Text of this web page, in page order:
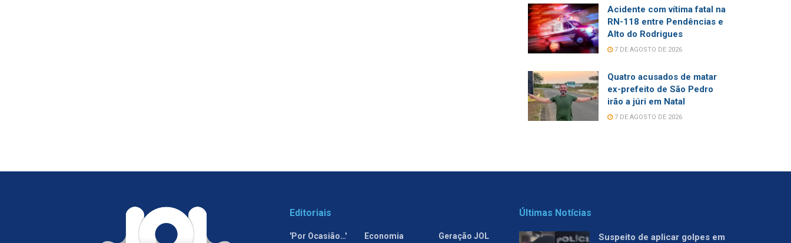
Acidente com vítima fatal na
RN-118 entre Pendências e
Alto do Rodrigues
7 DE AGOSTO DE 2026
Quatro acusados de matar
ex-prefeito de São Pedro
irão a júri em Natal
7 DE AGOSTO DE 2026
Editoriais
'Por Ocasião…'
Economia
Geração JOL
Últimas Notícias
Suspeito de aplicar golpes em